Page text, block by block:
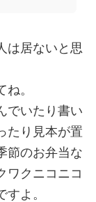
は居ないと思
。
でいたり書い
たり見本が置
節のお弁当な
ワクニコニコ
よ。